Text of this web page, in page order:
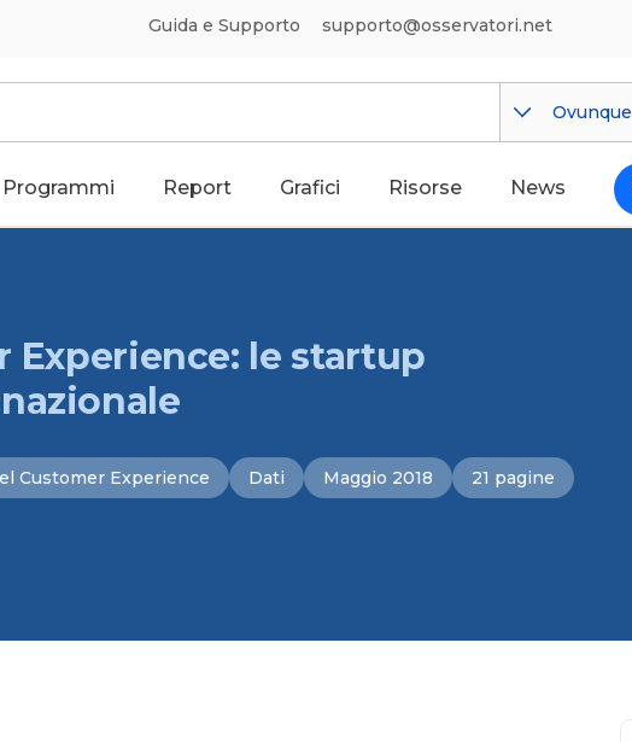
Guida e Supporto supporto@osservatori.net
Ovunque
Programmi Report Grafici Risorse News
Experience: le startup
Customer Experience Dati Maggio 2018 21 pagine